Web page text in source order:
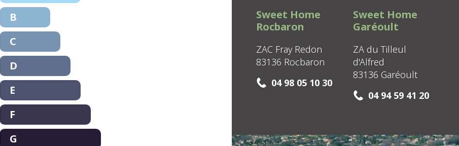
B
C
D
E
F
G
Sweet Home
Rocbaron
ZAC Fray Redon
83136 Rocbaron
04 98 05 10 30
Sweet Home
Garéoult
ZA du Tilleul
d'Alfred
83136 Garéoult
04 94 59 41 20